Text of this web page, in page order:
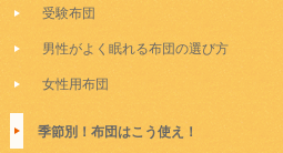
受験布団
男性がよく眠れる布団の選び方
女性用布団
季節別！布団はこう使え！